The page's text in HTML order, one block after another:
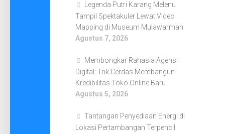
Legenda Putri Karang Melenu
Tampil Spektakuler Lewat Video
Mapping di Museum Mulawarman
Agustus 7, 2026
Membongkar Rahasia Agensi
Digital: Trik Cerdas Membangun
Kredibilitas Toko Online Baru
Agustus 5, 2026
Tantangan Penyediaan Energi di
Lokasi Pertambangan Terpencil